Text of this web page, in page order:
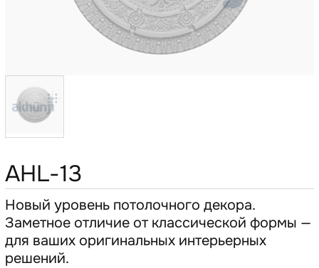
AHL-13
Новый уровень потолочного декора.
Заметное отличие от классической формы —
для ваших оригинальных интерьерных
решений.